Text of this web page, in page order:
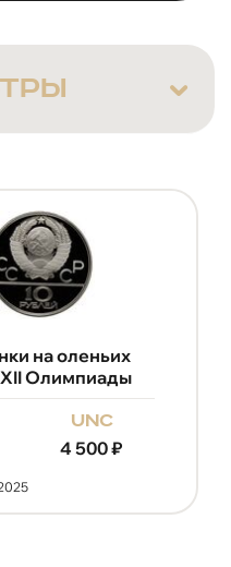
на оленьих
Олимпиады
unc
4 500₽